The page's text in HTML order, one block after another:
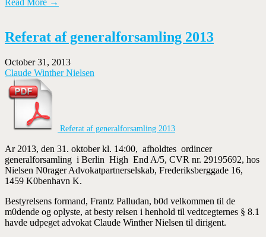
Read More →
Referat af generalforsamling 2013
October 31, 2013
Claude Winther Nielsen
Referat af generalforsamling 2013
Ar 2013, den 31. oktober kl. 14:00, afholdtes ordincer
generalforsamling i Berlin High End A/5, CVR nr. 29195692, hos
Nielsen N0rager Advokatpartnerselskab, Frederiksberggade 16,
1459 K0benhavn K.
Bestyrelsens formand, Frantz Palludan, b0d velkommen til de
m0dende og oplyste, at besty­ relsen i henhold til vedtcegternes § 8.1
havde udpeget advokat Claude Winther Nielsen til dirigent.